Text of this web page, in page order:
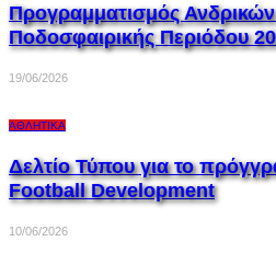
Προγραμματισμός
Ποδοσφαιρικής Περιόδου
19/06/2026
ΑΘΛΗΤΙΚΆ
Δελτίο Τύπου για το
Football Development
10/06/2026